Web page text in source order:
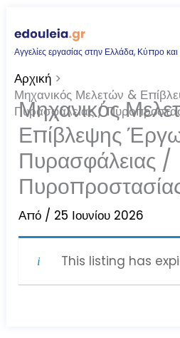
στο
περιεχόμενο
Αγγελίες εργασίας στην Ελλάδα, Κύπρο
Αρχική
Μηχανικός Μελετών &
Πυρασφάλειας /
Μηχανικός
Επίβλεψης
Πυρασφάλειας /
Από / 25 Ιουνίου 2026
This listing has